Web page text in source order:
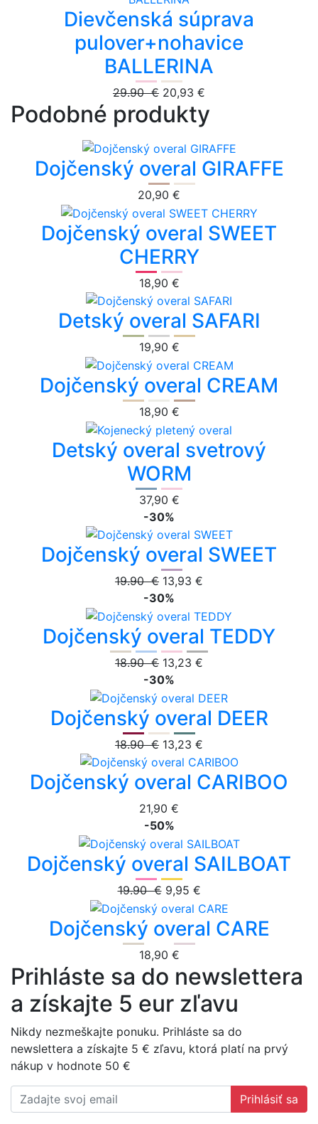
Dievčenská súprava
pulover+nohavice
BALLERINA
29.90 € 20,93 €
Podobné produkty
Dojčenský overal GIRAFFE
20,90 €
Dojčenský overal SWEET
CHERRY
18,90 €
Detský overal SAFARI
19,90 €
Dojčenský overal CREAM
18,90 €
Detský overal svetrový
WORM
37,90 €
-30%
Dojčenský overal SWEET
19.90 € 13,93 €
-30%
Dojčenský overal TEDDY
18.90 € 13,23 €
-30%
Dojčenský overal DEER
18.90 € 13,23 €
Dojčenský overal CARIBOO
21,90 €
-50%
Dojčenský overal SAILBOAT
19.90 € 9,95 €
Dojčenský overal CARE
18,90 €
Prihláste sa do newslettera
a získajte 5 eur zľavu
Nikdy nezmeškajte ponuku. Prihláste sa do
newslettera a získajte 5 € zľavu, ktorá platí na prvý
nákup v hodnote 50 €
Prihlásiť sa